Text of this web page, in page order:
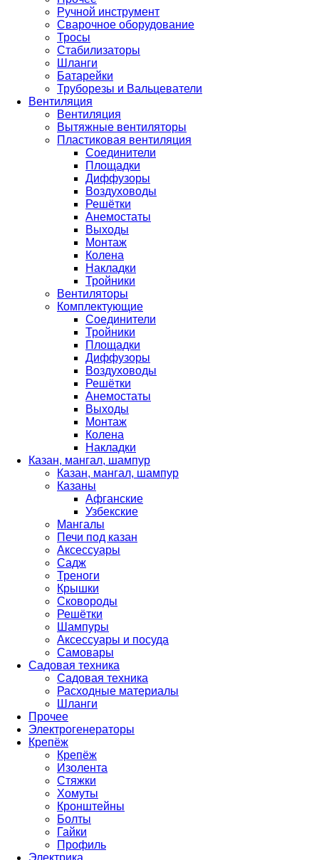
Ручной инструмент
Сварочное оборудование
Тросы
Стабилизаторы
Шланги
Батарейки
Труборезы и Вальцеватели
Вентиляция
Вентиляция
Вытяжные вентиляторы
Пластиковая вентиляция
Соединители
Площадки
Диффузоры
Воздуховоды
Решётки
Анемостаты
Выходы
Монтаж
Колена
Накладки
Тройники
Вентиляторы
Комплектующие
Соединители
Тройники
Площадки
Диффузоры
Воздуховоды
Решётки
Анемостаты
Выходы
Монтаж
Колена
Накладки
Казан, мангал, шампур
Казан, мангал, шампур
Казаны
Афганские
Узбекские
Мангалы
Печи под казан
Аксессуары
Садж
Треноги
Крышки
Сковороды
Решётки
Шампуры
Аксессуары и посуда
Самовары
Садовая техника
Садовая техника
Расходные материалы
Шланги
Прочее
Электрогенераторы
Крепёж
Крепёж
Изолента
Стяжки
Хомуты
Кронштейны
Болты
Гайки
Профиль